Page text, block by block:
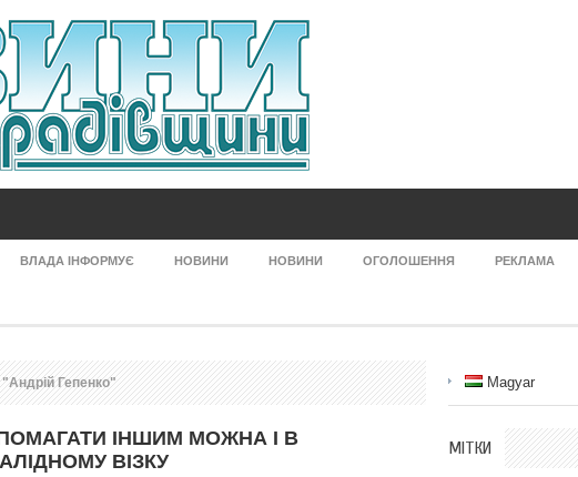
ВЛАДА ІНФОРМУЄ НОВИНИ НОВИНИ ОГОЛОШЕННЯ РЕКЛАМА
Гепенко"
ІНШИМ МОЖНА І В
ВІЗКУ
Magyar
МІТКИ